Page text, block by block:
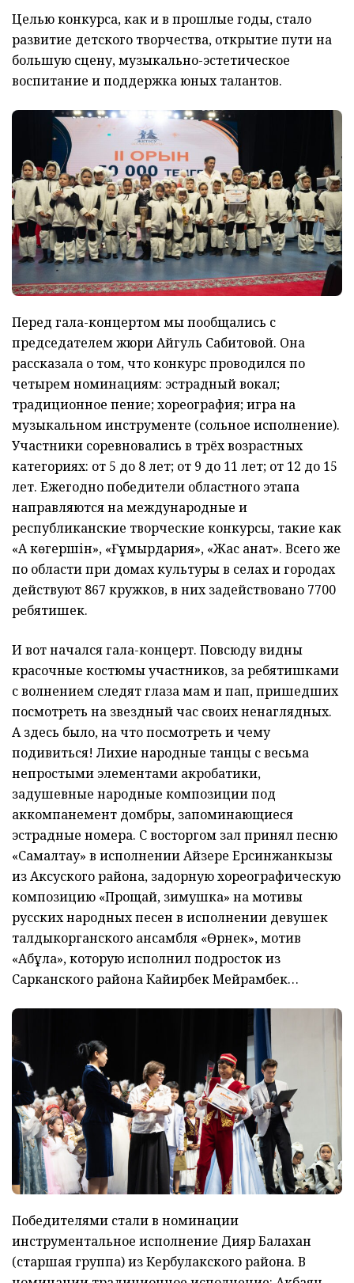
Целью конкурса, как и в прошлые годы, стало
развитие детского творчества, открытие пути на
большую сцену, музыкально-эстетическое
воспитание и поддержка юных талантов.
Перед гала-концертом мы пообщались с
председателем жюри Айгуль Сабитовой. Она
рассказала о том, что конкурс проводился по
четырем номинациям: эстрадный вокал;
традиционное пение; хореография; игра на
музыкальном инструменте (сольное исполнение).
Участники соревновались в трёх возрастных
категориях: от 5 до 8 лет; от 9 до 11 лет; от 12 до 15
лет. Ежегодно победители областного этапа
направляются на международные и
республиканские творческие конкурсы, такие как
«Ақ көгершін», «Ғұмырдария», «Жас қанат». Всего же
по области при домах культуры в селах и городах
действуют 867 кружков, в них задействовано 7700
ребятишек.
И вот начался гала-концерт. Повсюду видны
красочные костюмы участников, за ребятишками
с волнением следят глаза мам и пап, пришедших
посмотреть на звездный час своих ненаглядных.
А здесь было, на что посмотреть и чему
подивиться! Лихие народные танцы с весьма
непростыми элементами акробатики,
задушевные народные композиции под
аккомпанемент домбры, запоминающиеся
эстрадные номера. С восторгом зал принял песню
«Самалтау» в исполнении Айзере Ерсинжанкызы
из Аксуского района, задорную хореографическую
композицию «Прощай, зимушка» на мотивы
русских народных песен в исполнении девушек
талдыкорганского ансамбля «Өрнек», мотив
«Ақбұлақ», которую исполнил подросток из
Сарканского района Кайирбек Мейрамбек…
Победителями стали в номинации
инструментальное исполнение Дияр Балахан
(старшая группа) из Кербулакского района. В